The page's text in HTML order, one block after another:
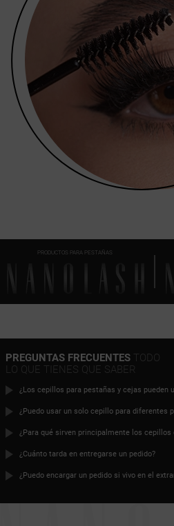
PRODUCTOS PARA PESTAÑAS
PREGUNTAS FRECUENTESTODO
LO QUE TIENES QUE SABER
¿Los cepillos para pestañas y cejas pueden
¿Puedo usar un solo cepillo para diferentes
¿Para qué sirven principalmente los
¿Cuánto tarda en entregarse un pedido?
¿Puedo encargar un pedido si vivo en el